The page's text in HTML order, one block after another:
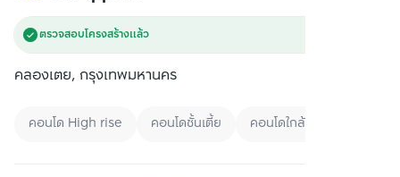
ตรวจสอบโครงสร้างแล้ว
คลองเตย, กรุงเทพมหานคร
คอนโด High rise คอนโดชั้นเตี้ย คอนโดใกล้ BTS